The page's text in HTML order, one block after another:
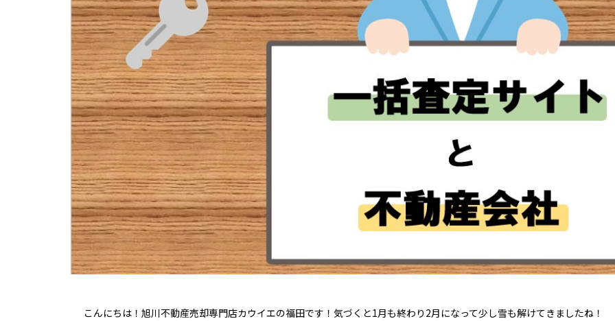
こんにちは！旭川不動産売却専門店カウイエの福田です！気づくと1月も終わり2月になって少し雪も解けてきましたね！